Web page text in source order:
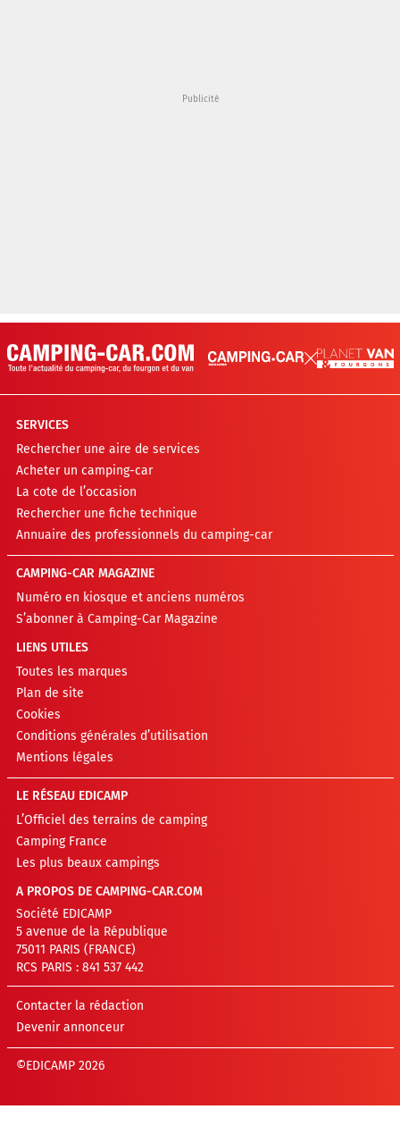
SERVICES
Rechercher une aire de services
Acheter un camping-car
La cote de l’occasion
Rechercher une fiche technique
Annuaire des professionnels du camping-car
CAMPING-CAR MAGAZINE
Numéro en kiosque et anciens numéros
S’abonner à Camping-Car Magazine
LIENS UTILES
Toutes les marques
Plan de site
Cookies
Conditions générales d’utilisation
Mentions légales
LE RÉSEAU EDICAMP
L’Officiel des terrains de camping
Camping France
Les plus beaux campings
A PROPOS DE CAMPING-CAR.COM
Société EDICAMP
5 avenue de la République
75011 PARIS (FRANCE)
RCS PARIS : 841 537 442
Contacter la rédaction
Devenir annonceur
©EDICAMP 2026